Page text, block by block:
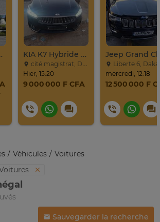
2024 KIA K7 Hybride Full 2017
cité magistrat, Dakar
Hier, 15:20
9 000 000 F CFA
Liberte 6,
mercredi, 12:18
12 500 000 F
Véhicules
Voitures
Sauvegarder la recherche